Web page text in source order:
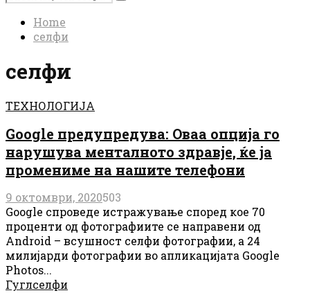
for:
Search
Home
селфи
селфи
ТЕХНОЛОГИЈА
Google предупредува: Оваа опција го
нарушува менталното здравје, ќе ja
промениме на нашите телефони
9 октомври, 2020503
Google спроведе истражување според кое 70
проценти од фотографиите се направени од
Android – всушност селфи фотографии, а 24
милијарди фотографии во апликацијата Google
Photos...
Гуглселфи